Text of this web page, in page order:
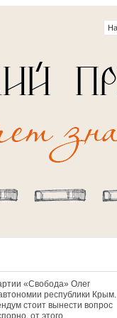
«Свобода» Олег
республики Крым.
стоит вынести вопрос
от этого